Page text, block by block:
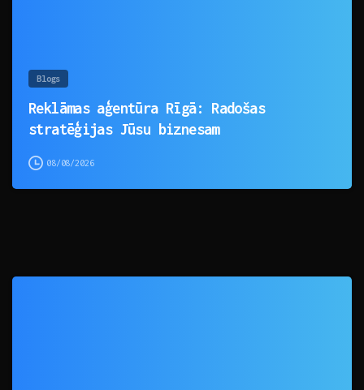
Blogs
Reklāmas aģentūra Rīgā: Radošas
stratēģijas Jūsu biznesam
08/08/2026